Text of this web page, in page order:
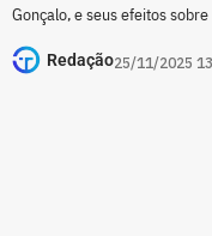
Gonçalo, e seus efeitos sobre
Redação25/11/2025